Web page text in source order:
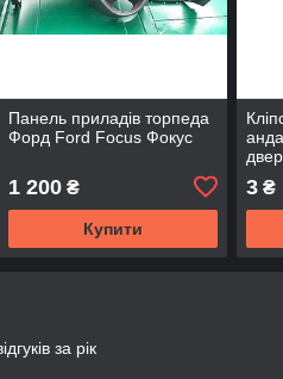
Панель приладів торпеда
Форд Ford Focus Фокус
1 200₴
Купити
3 ₴
за рік